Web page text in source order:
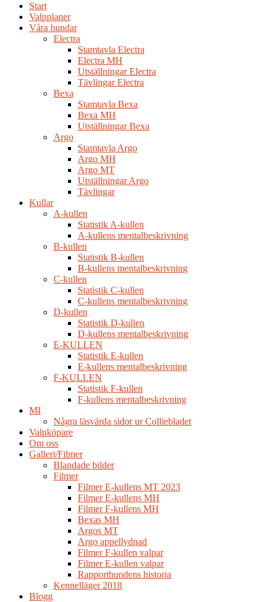
Start
Valpplaner
Våra hundar
Electra
Stamtavla Electra
Electra MH
Utställningar Electra
Tävlingar Electra
Bexa
Stamtavla Bexa
Bexa MH
Utställningar Bexa
Argo
Stamtavla Argo
Argo MH
Argo MT
Utställningar Argo
Tävlingar
Kullar
A-kullen
Statistik A-kullen
A-kullens mentalbeskrivning
B-kullen
Statistik B-kullen
B-kullens mentalbeskrivning
C-kullen
Statistik C-kullen
C-kullens mentalbeskrivning
D-kullen
Statistik D-kullen
D-kullens mentalbeskrivning
E-KULLEN
Statistik E-kullen
E-kullens mentalbeskrivning
F-KULLEN
Statistik F-kullen
F-kullens mentalbeskrivning
MI
Några läsvärda sidor ur Colliebladet
Valpköpare
Om oss
Galleri/Filmer
Blandade bilder
Filmer
Filmer E-kullens MT 2023
Filmer E-kullens MH
Filmer F-kullens MH
Bexas MH
Argos MT
Argo appellydnad
Filmer F-kullen valpar
Filmer E-kullen valpar
Rapporthundens historia
Kennelläger 2018
Blogg